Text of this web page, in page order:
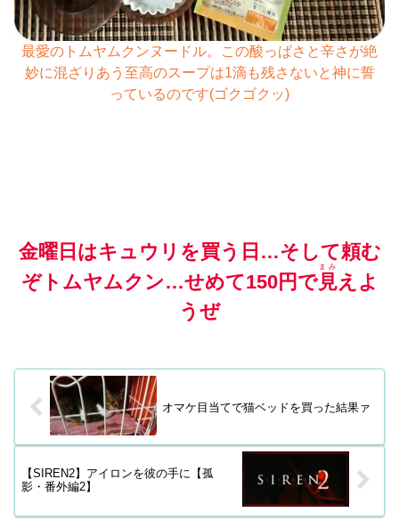
最愛のトムヤムクンヌードル。この酸っぱさと辛さが絶
妙に混ざりあう至高のスープは1滴も残さないと神に誓
っているのです(ゴクゴクッ)
金曜日はキュウリを買う日…そして頼む
ぞトムヤムクン…せめて150円で見
まみ
えよ
うぜ
オマケ目当てで猫ベッドを買った結果ァ
【SIREN2】アイロンを彼の手に【孤
影・番外編2】